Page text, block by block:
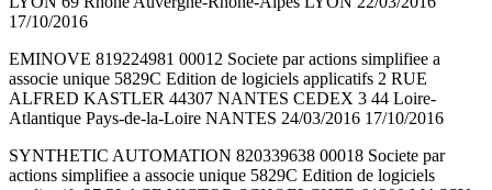
17/10/2016
EMINOVE 819224981 00012 Societe par actions simplifiee a
associe unique 5829C Edition de logiciels applicatifs 2 RUE
ALFRED KASTLER 44307 NANTES CEDEX 3 44 Loire-
Atlantique Pays-de-la-Loire NANTES 24/03/2016 17/10/2016
SYNTHETIC AUTOMATION 820339638 00018 Societe par
actions simplifiee a associe unique 5829C Edition de logiciels